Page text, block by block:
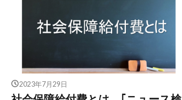
2023年7月29日